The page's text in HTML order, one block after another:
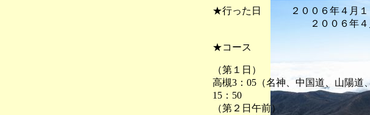
★行った日 ２００６年４月
２００６年４月１２
★コース
（第１日）
高槻3：05（名神、中国道、山陽道
15：50
（第２日午前）